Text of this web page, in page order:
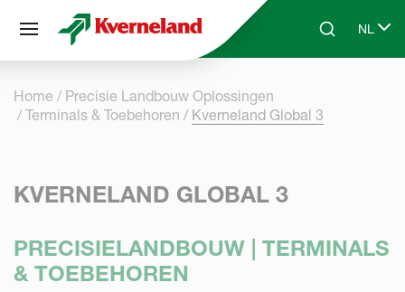
Skip to main contentSearchNL
Select
Home
Precisie Landbouw Oplossingen
Terminals & Toebehoren
Kverneland Global 3
KVERNELAND GLOBAL 3
PRECISIELANDBOUW | TERMINALS
& TOEBEHOREN
Cookies beheer paneel